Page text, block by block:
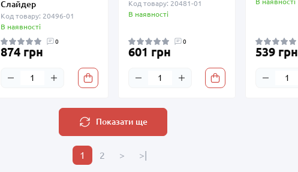
Слайдер
Код товару: 20496-01
В наявності
0
874 грн
Код товару: 20481-01
В наявності
0
601 грн 539 грн
Показати ще
1 2 > >|